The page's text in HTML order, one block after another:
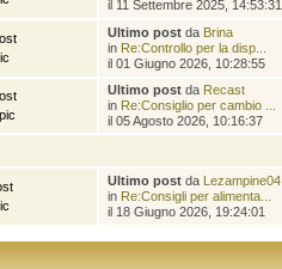
il 11 Settembre 2025, 14:53:31
Ultimo post da Brina
in Re:Controllo per la disp...
il 01 Giugno 2026, 10:28:55
Ultimo post da Recast
in Re:Consiglio per cambio ...
il 05 Agosto 2026, 10:16:37
Ultimo post da Lezampine04
in Re:Consigli per alimenta...
il 18 Giugno 2026, 19:24:01